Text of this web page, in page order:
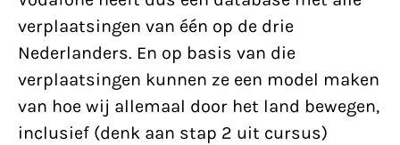
verplaatsingen van één op de drie
Nederlanders. En op basis van die
verplaatsingen kunnen ze een model maken
van hoe wij allemaal door het land bewegen,
inclusief (denk aan stap 2 uit cursus)